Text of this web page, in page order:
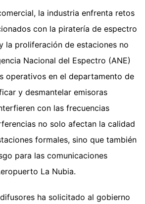
la industria enfrenta retos
con la piratería de espectro
la proliferación de estaciones no
Nacional del Espectro (ANE)
operativos en el departamento de
y desmantelar emisoras
con las frecuencias
no solo afectan la calidad
formales, sino que también
para las comunicaciones
La Nubia.
ha solicitado al gobierno